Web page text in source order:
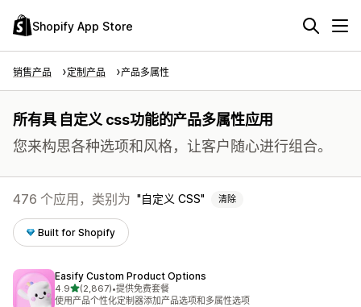
Shopify App Store
销售产品 定制产品 产品多属性
所有具 自定义 css功能的产品多属性应用
您来构思各种选项和风格，让客户随心进行组合。
476 个应用，类别为 自定义 CSS 清除
Built for Shopify
Easify Custom Product Options
4.9星（满分 5 星）
(2,867)
总共 2867 条评论
•提供免费套餐
使用产品个性化定制器添加产品选项和多属性选项